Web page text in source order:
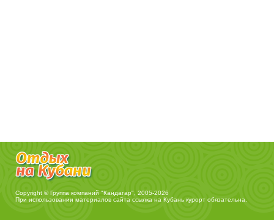
Copyright © Группа компаний "Кандагар", 2005-2026
При использовании материалов сайта ссылка на Кубань курорт обязательна.